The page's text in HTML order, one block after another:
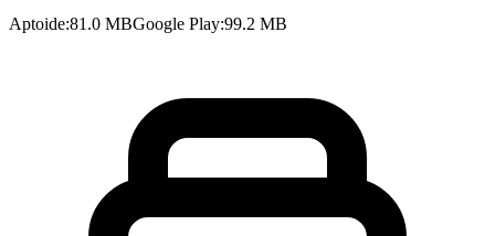
Aptoide:81.0 MBGoogle Play:99.2 MB